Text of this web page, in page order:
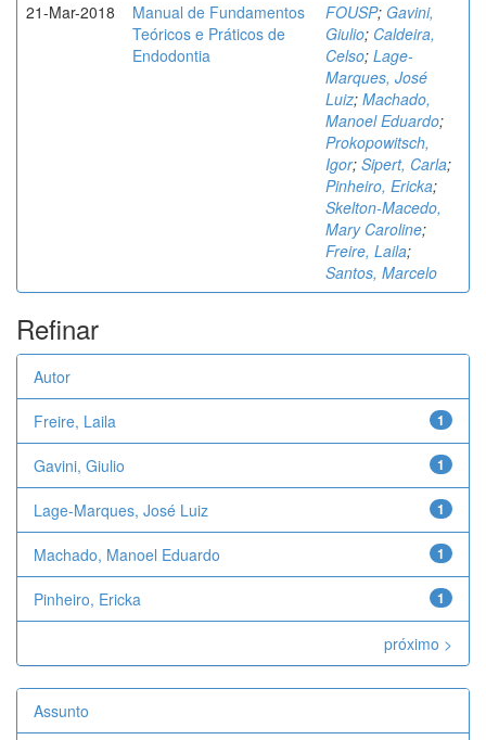
21-Mar-2018
Manual de Fundamentos
Teóricos e Práticos de
Endodontia
FOUSP; Gavini,
Giulio; Caldeira,
Celso; Lage-
Marques, José
Luiz; Machado,
Manoel Eduardo;
Prokopowitsch,
Igor; Sipert, Carla;
Pinheiro, Ericka;
Skelton-Macedo,
Mary Caroline;
Freire, Laila;
Santos, Marcelo
Refinar
Autor
1
Freire, Laila
1
Gavini, Giulio
1
Lage-Marques, José Luiz
1
Machado, Manoel Eduardo
1
Pinheiro, Ericka
próximo >
Assunto